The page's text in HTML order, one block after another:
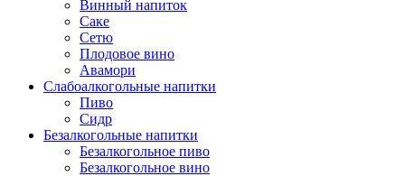
Винный напиток
Саке
Сетю
Плодовое вино
Авамори
Слабоалкогольные напитки
Пиво
Сидр
Безалкогольные напитки
Безалкогольное пиво
Безалкогольное вино